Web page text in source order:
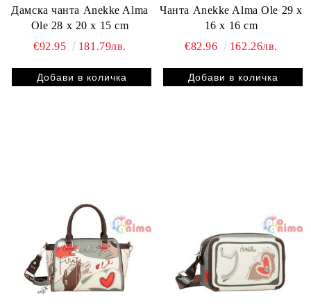
Дамска чанта Anekke Alma
Ole 28 x 20 x 15 cm
€92.95
181.79лв.
Чанта Anekke Alma Ole 29 x
16 x 16 cm
€82.96
162.26лв.